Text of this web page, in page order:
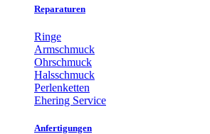
Reparaturen
Ringe
Armschmuck
Ohrschmuck
Halsschmuck
Perlenketten
Ehering Service
Anfertigungen